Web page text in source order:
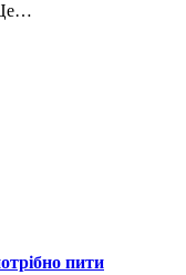
Це…
пити